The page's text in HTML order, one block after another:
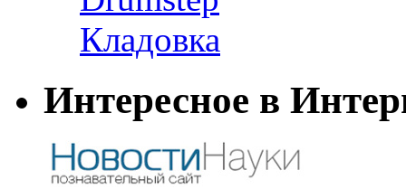
Кладовка
Интересное в